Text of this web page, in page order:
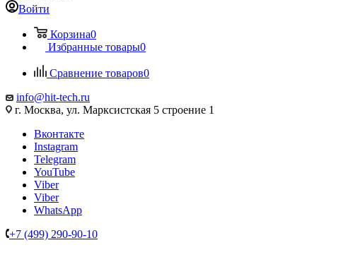
Войти
Корзина0
Избранные товары0
Сравнение товаров0
info@hit-tech.ru
г. Москва, ул. Марксистская 5 строение 1
Вконтакте
Instagram
Telegram
YouTube
Viber
Viber
WhatsApp
+7 (499) 290-90-10